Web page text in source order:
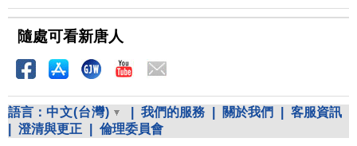
隨處可看新唐人
語言： 中文(台灣) 我們的服務 關於我們
客服資訊
澄清與更正 倫理委員會